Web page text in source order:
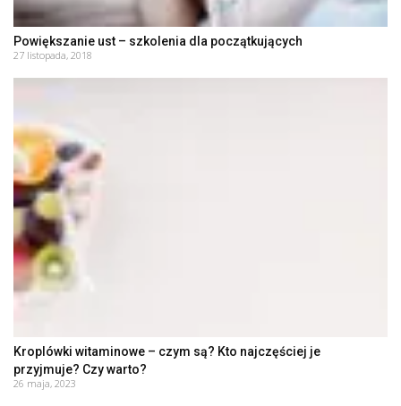
Powiększanie ust – szkolenia dla początkujących
27 listopada, 2018
Kroplówki witaminowe – czym są? Kto najczęściej je
przyjmuje? Czy warto?
26 maja, 2023